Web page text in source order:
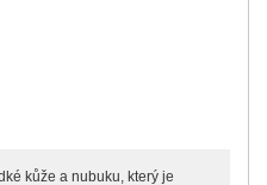
kůže a nubuku, který je